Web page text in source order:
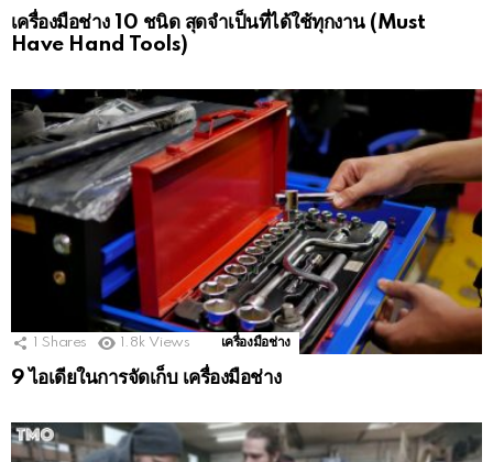
เครื่องมือช่าง 10 ชนิด สุดจำเป็นที่ได้ใช้ทุกงาน (Must
Have Hand Tools)
1 Shares 1.8k Views เครื่องมือช่าง
9 ไอเดียในการจัดเก็บ เครื่องมือช่าง